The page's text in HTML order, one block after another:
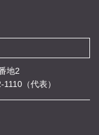
地2
（代表）